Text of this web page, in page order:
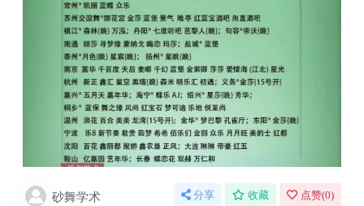
砂舞学术 分享 收藏 点赞(0)